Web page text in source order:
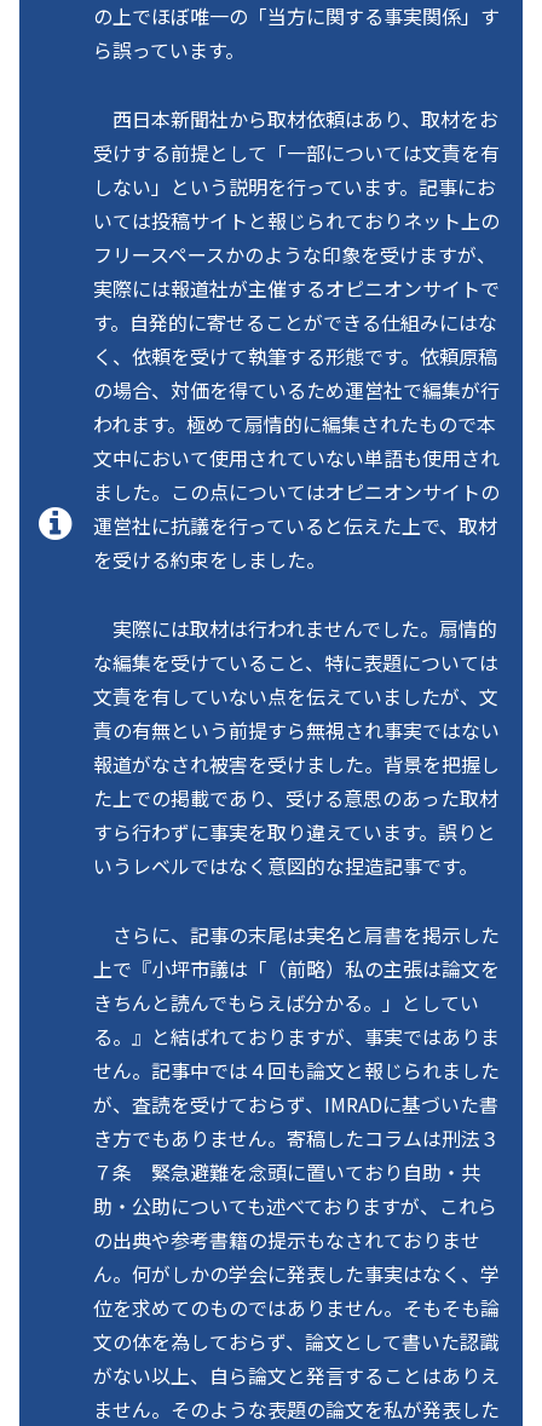
の上でほぼ唯一の「当方に関する事実関係」す
ら誤っています。
西日本新聞社から取材依頼はあり、取材をお
受けする前提として「一部については文責を有
しない」という説明を行っています。記事にお
いては投稿サイトと報じられておりネット上の
フリースペースかのような印象を受けますが、
実際には報道社が主催するオピニオンサイトで
す。自発的に寄せることができる仕組みにはな
く、依頼を受けて執筆する形態です。依頼原稿
の場合、対価を得ているため運営社で編集が行
われます。極めて扇情的に編集されたもので本
文中において使用されていない単語も使用され
ました。この点についてはオピニオンサイトの
運営社に抗議を行っていると伝えた上で、取材
を受ける約束をしました。
実際には取材は行われませんでした。扇情的
な編集を受けていること、特に表題については
文責を有していない点を伝えていましたが、文
責の有無という前提すら無視され事実ではない
報道がなされ被害を受けました。背景を把握し
た上での掲載であり、受ける意思のあった取材
すら行わずに事実を取り違えています。誤りと
いうレベルではなく意図的な捏造記事です。
さらに、記事の末尾は実名と肩書を掲示した
上で『小坪市議は「（前略）私の主張は論文を
きちんと読んでもらえば分かる。」としてい
る。』と結ばれておりますが、事実ではありま
せん。記事中では４回も論文と報じられました
が、査読を受けておらず、IMRADに基づいた書
き方でもありません。寄稿したコラムは刑法３
７条 緊急避難を念頭に置いており自助・共
助・公助についても述べておりますが、これら
の出典や参考書籍の提示もなされておりませ
ん。何がしかの学会に発表した事実はなく、学
位を求めてのものではありません。そもそも論
文の体を為しておらず、論文として書いた認識
がない以上、自ら論文と発言することはありえ
ません。そのような表題の論文を私が発表した